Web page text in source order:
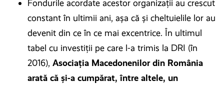
Fondurile acordate acestor organizații au crescut
constant în ultimii ani, așa că şi cheltuielile lor au
devenit din ce în ce mai excentrice. În ultimul
tabel cu investiții pe care l-a trimis la DRI (în
2016), Asociația Macedonenilor din România
arată că și-a cumpărat, între altele, un